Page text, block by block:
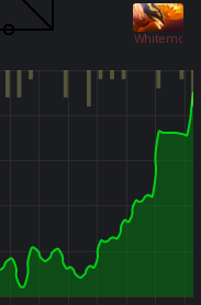
Whitemon